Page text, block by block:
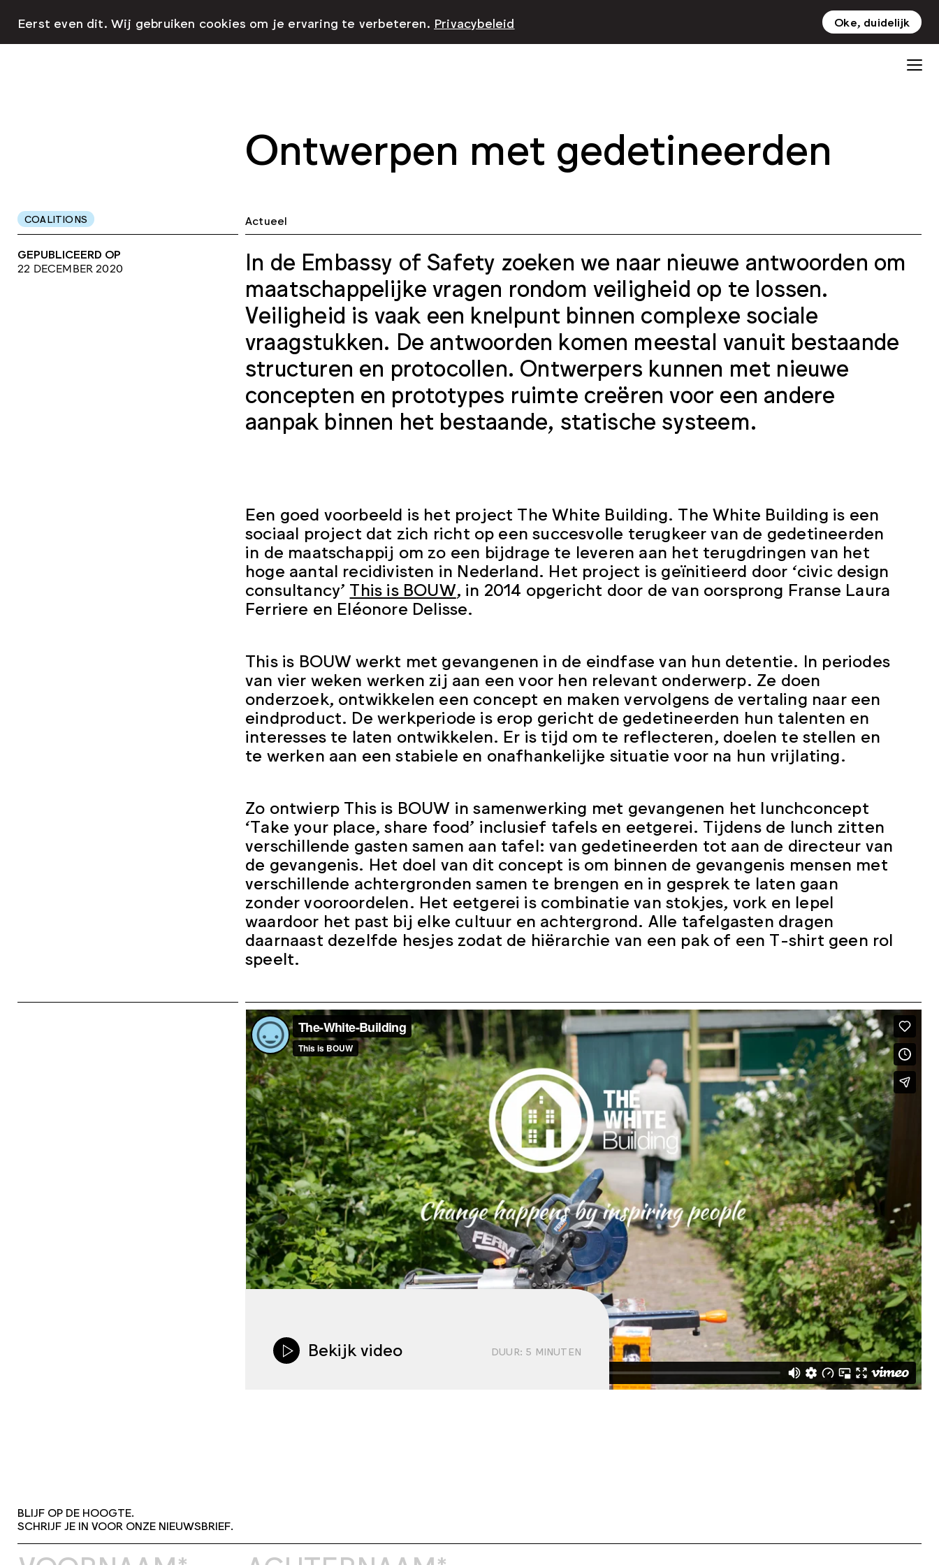
NL EN
Ontwerpen met gedetineerden
COALITIONS
GEPUBLICEERD OP
22 DECEMBER 2020
Actueel
In de Embassy of Safety zoeken we naar nieuwe antwoorden om
maatschappelijke vragen rondom veiligheid op te lossen.
Veiligheid is vaak een knelpunt binnen complexe sociale
vraagstukken. De antwoorden komen meestal vanuit bestaande
structuren en protocollen. Ontwerpers kunnen met nieuwe
concepten en prototypes ruimte creëren voor een andere
aanpak binnen het bestaande, statische systeem.
Een goed voorbeeld is het project The White Building. The White Building is een
sociaal project dat zich richt op een succesvolle terugkeer van de gedetineerden
in de maatschappij om zo een bijdrage te leveren aan het terugdringen van het
hoge aantal recidivisten in Nederland. Het project is geïnitieerd door ‘civic design
consultancy’ This is BOUW, in 2014 opgericht door de van oorsprong Franse Laura
Ferriere en Eléonore Delisse.
This is BOUW werkt met gevangenen in de eindfase van hun detentie. In periodes
van vier weken werken zij aan een voor hen relevant onderwerp. Ze doen
onderzoek, ontwikkelen een concept en maken vervolgens de vertaling naar een
eindproduct. De werkperiode is erop gericht de gedetineerden hun talenten en
interesses te laten ontwikkelen. Er is tijd om te reflecteren, doelen te stellen en
te werken aan een stabiele en onafhankelijke situatie voor na hun vrijlating.
Zo ontwierp This is BOUW in samenwerking met gevangenen het lunchconcept
‘Take your place, share food’ inclusief tafels en eetgerei. Tijdens de lunch zitten
verschillende gasten samen aan tafel: van gedetineerden tot aan de directeur van
de gevangenis. Het doel van dit concept is om binnen de gevangenis mensen met
verschillende achtergronden samen te brengen en in gesprek te laten gaan
zonder vooroordelen. Het eetgerei is combinatie van stokjes, vork en lepel
waardoor het past bij elke cultuur en achtergrond. Alle tafelgasten dragen
daarnaast dezelfde hesjes zodat de hiërarchie van een pak of een T-shirt geen rol
speelt.
Bekijk video DUUR: 5 MINUTEN
Eerst even dit. Wij gebruiken cookies om je ervaring te verbeteren. Privacybeleid Oke, duidelijk
BLIJF OP DE HOOGTE.
SCHRIJF JE IN VOOR ONZE NIEUWSBRIEF.